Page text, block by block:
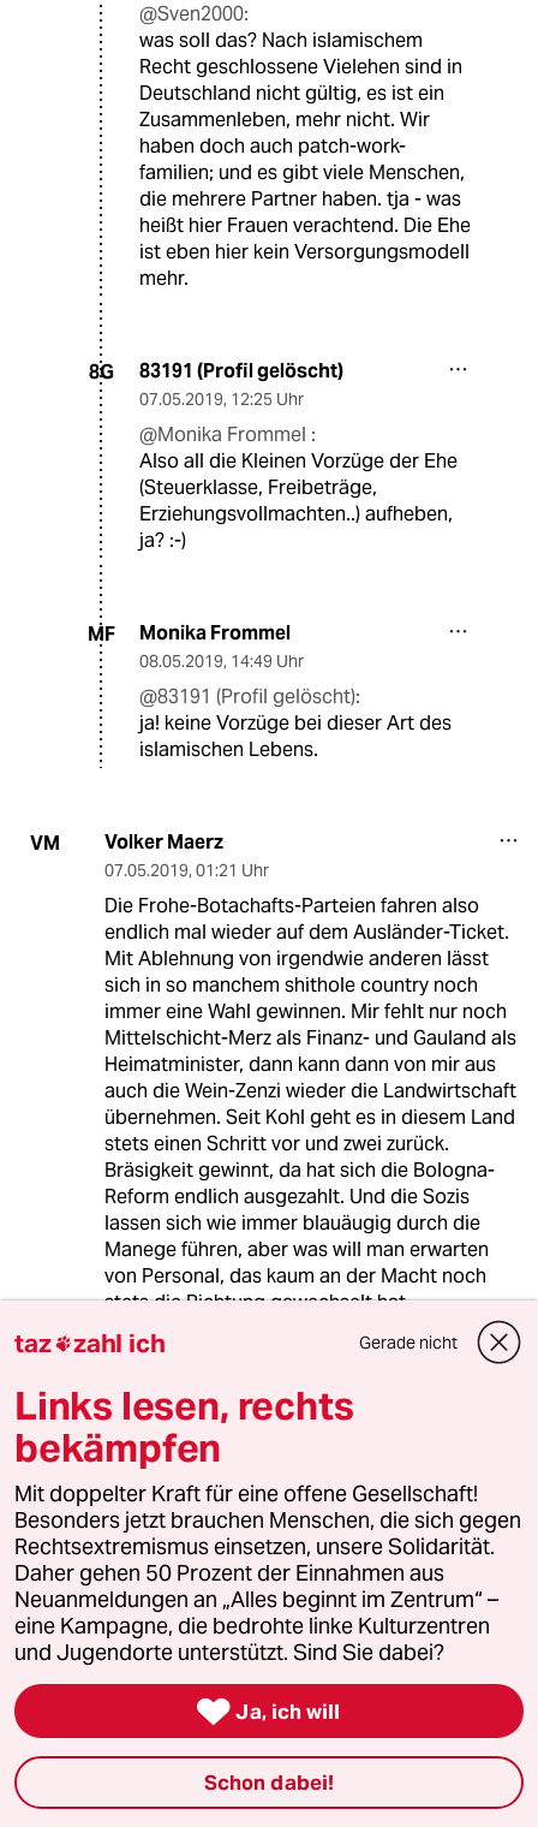
@Sven2000:
was soll das? Nach islamischem
Recht geschlossene Vielehen sind in
Deutschland nicht gültig, es ist ein
Zusammenleben, mehr nicht. Wir
haben doch auch patch-work-
familien; und es gibt viele Menschen,
die mehrere Partner haben. tja - was
heißt hier Frauen verachtend. Die Ehe
ist eben hier kein Versorgungsmodell
mehr.
8G 83191 (Profil gelöscht)
07.05.2019, 12:25 Uhr
@Monika Frommel :
Also all die Kleinen Vorzüge der Ehe
(Steuerklasse, Freibeträge,
Erziehungsvollmachten..) aufheben,
ja? :-)
MF Monika Frommel
08.05.2019, 14:49 Uhr
@83191 (Profil gelöscht):
ja! keine Vorzüge bei dieser Art des
islamischen Lebens.
VM Volker Maerz
07.05.2019, 01:21 Uhr
Die Frohe-Botachafts-Parteien fahren also
endlich mal wieder auf dem Ausländer-Ticket.
Mit Ablehnung von irgendwie anderen lässt
sich in so manchem shithole country noch
immer eine Wahl gewinnen. Mir fehlt nur noch
Mittelschicht-Merz als Finanz- und Gauland als
Heimatminister, dann kann dann von mir aus
auch die Wein-Zenzi wieder die Landwirtschaft
übernehmen. Seit Kohl geht es in diesem Land
stets einen Schritt vor und zwei zurück.
Bräsigkeit gewinnt, da hat sich die Bologna-
Reform endlich ausgezahlt. Und die Sozis
lassen sich wie immer blauäugig durch die
Manege führen, aber was will man erwarten
von Personal, das kaum an der Macht noch
stets die Richtung gewechselt hat.
9G 91672 (Profil gelöscht)
06.05.2019,19:36 Uhr
Puh.
Was geschieht mit außerehelichen Fehltritten
von hohen CSU-Politikern? Wird das dann auch
geregelt?.
J JM83
06.05.2019,
@91672 (Profil gelöscht):
Das ist bekanntlich nicht strafbar in
Deutschland. Wohl aber die Vielehe.
taz zahl ich Gerade nicht
Links lesen, rechts
bekämpfen
Mit doppelter Kraft für eine offene Gesellschaft!
Besonders jetzt brauchen Menschen, die sich gegen
Rechtsextremismus einsetzen, unsere Solidarität.
Daher gehen 50 Prozent der Einnahmen aus
Neuanmeldungen an „Alles beginnt im Zentrum“ –
eine Kampagne, die bedrohte linke Kulturzentren
und Jugendorte unterstützt. Sind Sie dabei?
 Ja, ich will
Schon dabei!